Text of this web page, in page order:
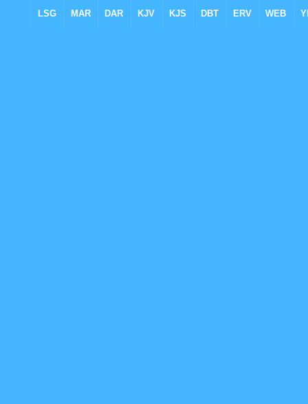
LSG MAR DAR KJV KJS DBT ERV WEB